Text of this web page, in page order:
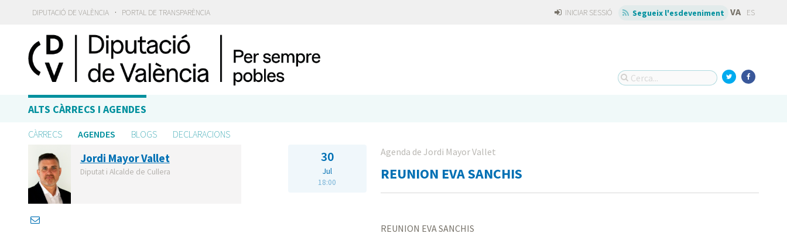
DIPUTACIÓ DE VALÈNCIA · PORTAL DE TRANSPARÈNCIA INICIAR SESSIÓ Segueix l'esdeveniment VA ES
ALTS CÀRRECS I AGENDES
CÀRRECS AGENDES BLOGS DECLARACIONS
Jordi Mayor Vallet
Diputat i Alcalde de Cullera
30
Jul
18:00
Agenda de Jordi Mayor Vallet
REUNION EVA SANCHIS
REUNION EVA SANCHIS